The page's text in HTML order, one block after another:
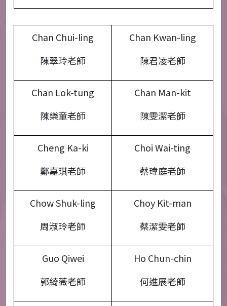
Chan Chui-ling
陳翠玲老師
Chan Kwan-ling
陳君凌老師
Chan Lok-tung
陳樂童老師
Chan Man-kit
陳雯潔老師
Cheng Ka-ki
鄭嘉琪老師
Choi Wai-ting
蔡瑋庭老師
Chow Shuk-ling
周淑玲老師
Choy Kit-man
蔡潔雯老師
Guo Qiwei
郭綺薇老師
Ho Chun-chin
何進展老師